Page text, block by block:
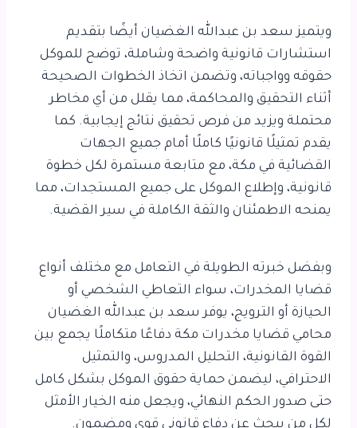
ويتميز سعد بن عبدالله الغضيان أيضًا بتقديم
استشارات قانونية واضحة وشاملة، توضح للموكل
حقوقه وواجباته، وتضمن اتخاذ الخطوات الصحيحة
أثناء التحقيق والمحاكمة، مما يقلل من أي مخاطر
محتملة ويزيد من فرص تحقيق نتائج إيجابية. كما
يقدم تمثيلًا قانونيًا كاملًا أمام جميع الجهات
القضائية في مكة، مع متابعة مستمرة لكل خطوة
قانونية، وإطلاع الموكل على جميع المستجدات، مما
يمنحه الاطمئنان والثقة الكاملة في سير القضية.
وبفضل خبرته الطويلة في التعامل مع مختلف أنواع
قضايا المخدرات، سواء التعاطي الشخصي أو
الحيازة أو الترويج، يوفر سعد بن عبدالله الغضيان
محامي قضايا مخدرات مكة دفاعًا متكاملًا يجمع بين
القوة القانونية، التحليل المدروس، والتمثيل
الاحترافي، ليضمن حماية حقوق الموكل بشكل كامل
حتى صدور الحكم النهائي، ويجعل منه الخيار الأمثل
لكل من يبحث عن دفاع قانوني قوي ومضمون.